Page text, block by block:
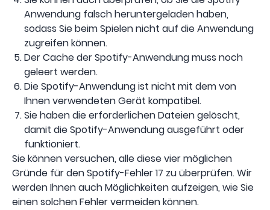
Anwendung falsch heruntergeladen haben,
sodass Sie beim Spielen nicht auf die Anwendung
zugreifen können.
Der Cache der Spotify-Anwendung muss noch
geleert werden.
Die Spotify-Anwendung ist nicht mit dem von
Ihnen verwendeten Gerät kompatibel.
Sie haben die erforderlichen Dateien gelöscht,
damit die Spotify-Anwendung ausgeführt oder
funktioniert.
Sie können versuchen, alle diese vier möglichen
Gründe für den Spotify-Fehler 17 zu überprüfen. Wir
werden Ihnen auch Möglichkeiten aufzeigen, wie Sie
einen solchen Fehler vermeiden können.